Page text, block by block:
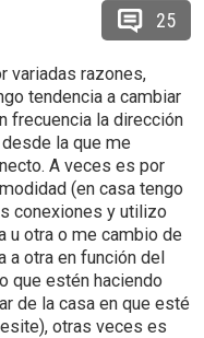
25
variadas razones,
tendencia a cambiar
frecuencia la dirección
la que me
A veces es por
(en casa tengo
conexiones y utilizo
u otra o me cambio de
a otra en función del
que estén haciendo
de la casa en que esté
otras veces es